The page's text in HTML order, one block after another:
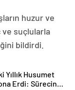
huzur ve
ve suçlularla
bildirdi.
Yıllık Husumet
Erdi: Sürecin